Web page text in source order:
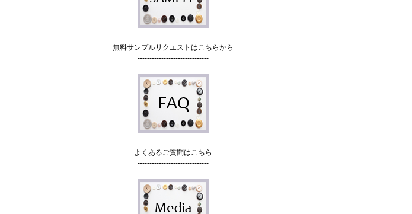
無料サンプルリクエストはこちらから
------------------------------
よくあるご質問はこちら
------------------------------